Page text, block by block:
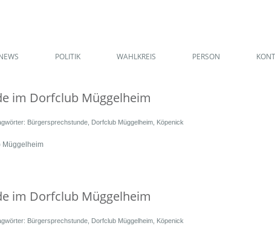
POLITIK WAHLKREIS PERSON
im Dorfclub Müggelheim
Bürgersprechstunde Dorfclub Müggelheim Köpenick
Müggelheim
im Dorfclub Müggelheim
Bürgersprechstunde Dorfclub Müggelheim Köpenick